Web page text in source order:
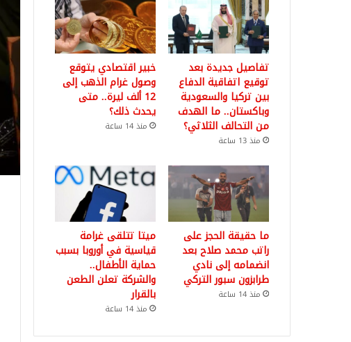
تفاصيل جديدة بعد
توقيع اتفاقية الدفاع
بين تركيا والسعودية
وباكستان.. ما الهدف
من التحالف الثلاثي؟
منذ 13 ساعة
خبير اقتصادي يتوقع
وصول غرام الذهب إلى
12 ألف ليرة.. متى
يحدث ذلك؟
منذ 14 ساعة
ما حقيقة الحجز على
راتب محمد صلاح بعد
انضمامه إلى نادي
طرابزون سبور التركي
منذ 14 ساعة
ميتا تتلقى غرامة
قياسية في أوروبا بسبب
حماية الأطفال..
والشركة تعلن الطعن
بالقرار
منذ 14 ساعة